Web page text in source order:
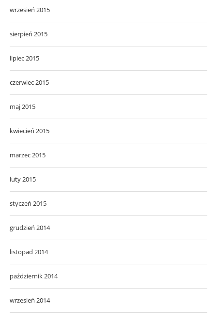
wrzesień 2015
sierpień 2015
lipiec 2015
czerwiec 2015
maj 2015
kwiecień 2015
marzec 2015
luty 2015
styczeń 2015
grudzień 2014
listopad 2014
październik 2014
wrzesień 2014